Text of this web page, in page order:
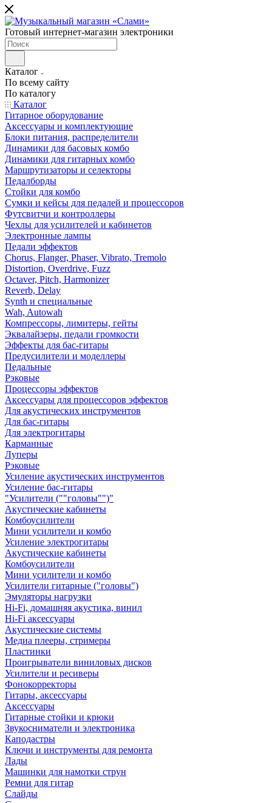
Готовый интернет-магазин электроники
Каталог
По всему сайту
По каталогу
Каталог
Гитарное оборудование
Аксессуары и комплектующие
Блоки питания, распределители
Динамики для басовых комбо
Динамики для гитарных комбо
Маршрутизаторы и селекторы
Педалборды
Стойки для комбо
Сумки и кейсы для педалей и процессоров
Футсвитчи и контроллеры
Чехлы для усилителей и кабинетов
Электронные лампы
Педали эффектов
Chorus, Flanger, Phaser, Vibrato, Tremolo
Distortion, Overdrive, Fuzz
Octaver, Pitch, Harmonizer
Reverb, Delay
Synth и специальные
Wah, Autowah
Компрессоры, лимитеры, гейты
Эквалайзеры, педали громкости
Эффекты для бас-гитары
Предусилители и моделлеры
Педальные
Рэковые
Процессоры эффектов
Аксессуары для процессоров эффектов
Для акустических инструментов
Для бас-гитары
Для электрогитары
Карманные
Луперы
Рэковые
Усиление акустических инструментов
Усиление бас-гитары
"Усилители (""головы"")"
Акустические кабинеты
Комбоусилители
Мини усилители и комбо
Усиление электрогитары
Акустические кабинеты
Комбоусилители
Мини усилители и комбо
Усилители гитарные ("головы")
Эмуляторы нагрузки
Hi-Fi, домашняя акустика, винил
Hi-Fi аксессуары
Акустические системы
Медиа плееры, стримеры
Пластинки
Проигрыватели виниловых дисков
Усилители и ресиверы
Фонокорректоры
Гитары, аксессуары
Аксессуары
Гитарные стойки и крюки
Звукосниматели и электроника
Каподастры
Ключи и инструменты для ремонта
Лады
Машинки для намотки струн
Ремни для гитар
Слайды